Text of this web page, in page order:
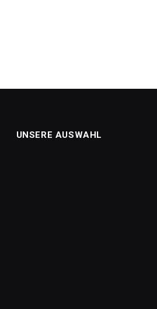
UNSERE AUSWAHL